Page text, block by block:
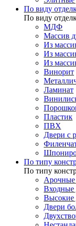
По виду
По виду
МДФ
Массив
Из
Из
Из
Винорит
Ламинат
Пластик
ПВХ
Двери с
По типу
По типу
Арочные
Входные
Высокие
Двери